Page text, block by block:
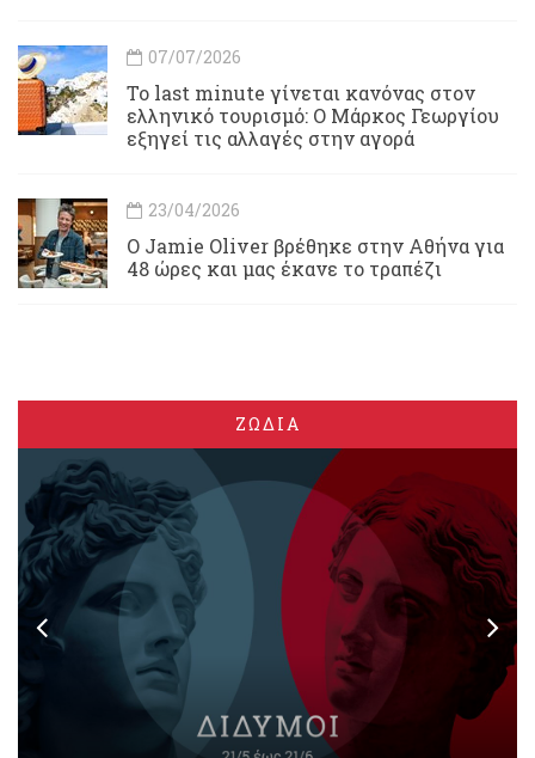
07/07/2026
Το last minute γίνεται κανόνας στον
ελληνικό τουρισμό: Ο Μάρκος Γεωργίου
εξηγεί τις αλλαγές στην αγορά
23/04/2026
Ο Jamie Oliver βρέθηκε στην Αθήνα για
48 ώρες και μας έκανε το τραπέζι
ΖΩΔΙΑ